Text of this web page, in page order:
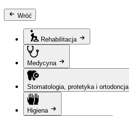
Wróć
Rehabilitacja
Medycyna
Stomatologia, protetyka i ortodoncja
Higiena